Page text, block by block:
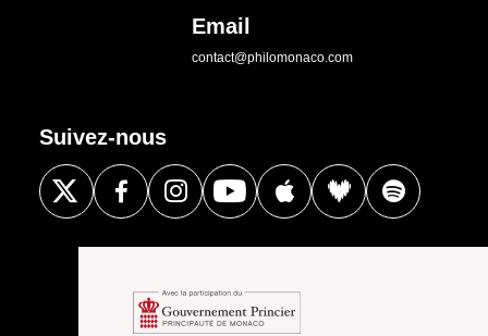
Email
contact@philomonaco.com
Suivez-nous